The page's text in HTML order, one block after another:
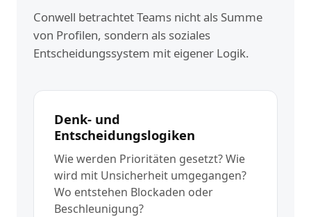
Conwell betrachtet Teams nicht als Summe
von Profilen, sondern als soziales
Entscheidungssystem mit eigener Logik.
Denk- und
Entscheidungslogiken
Wie werden Prioritäten gesetzt? Wie
wird mit Unsicherheit umgegangen?
Wo entstehen Blockaden oder
Beschleunigung?